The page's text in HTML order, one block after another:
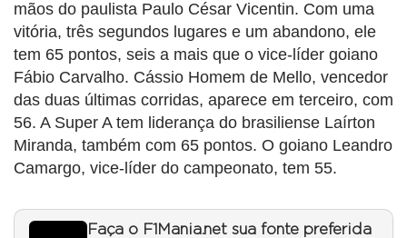
mãos do paulista Paulo César Vicentin. Com uma
vitória, três segundos lugares e um abandono, ele
tem 65 pontos, seis a mais que o vice-líder goiano
Fábio Carvalho. Cássio Homem de Mello, vencedor
das duas últimas corridas, aparece em terceiro, com
56. A Super A tem liderança do brasiliense Laírton
Miranda, também com 65 pontos. O goiano Leandro
Camargo, vice-líder do campeonato, tem 55.
Faça o F1Mania.net sua fonte preferida